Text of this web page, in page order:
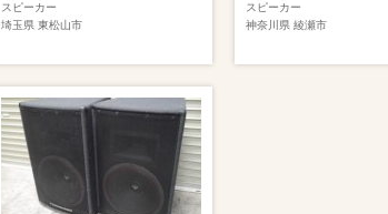
スピーカー
埼玉県 東松山市
スピーカー
神奈川県 綾瀬市